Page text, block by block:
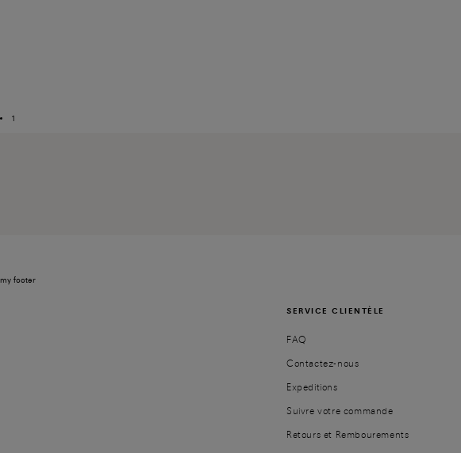
1
my footer
SERVICE CLIENTÈLE
FAQ
Contactez-nous
Expeditions
Suivre votre commande
Retours et Rembourements